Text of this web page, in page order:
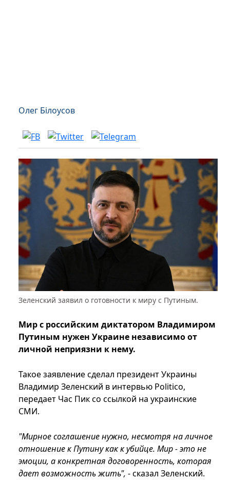
Олег Білоусов
Зеленский заявил о готовности к миру с Путиным.
Мир с российским диктатором Владимиром
Путиным нужен Украине независимо от
личной неприязни к нему.
Такое заявление сделал президент Украины
Владимир Зеленский в интервью Politico,
передает Час Пик со ссылкой на украинские
СМИ.
"Мирное соглашение нужно, несмотря на личное
отношение к Путину как к убийце. Мир - это не
эмоции, а конкретная договоренность, которая
дает возможность жить", - сказал Зеленский.